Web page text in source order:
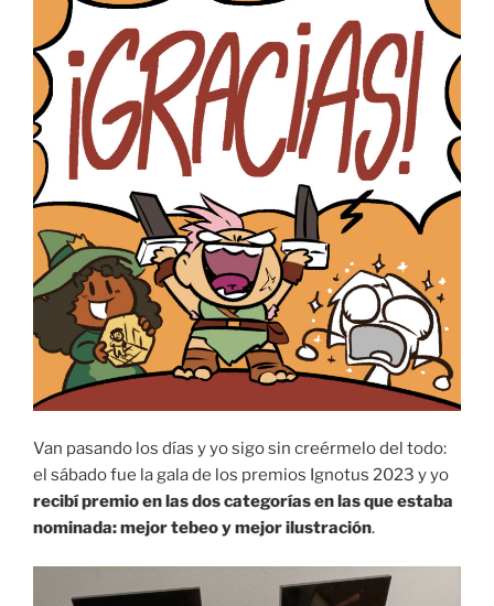
Van pasando los días y yo sigo sin creérmelo del todo:
el sábado fue la gala de los premios Ignotus 2023 y yo
recibí premio en las dos categorías en las que estaba
nominada: mejor tebeo y mejor ilustración.